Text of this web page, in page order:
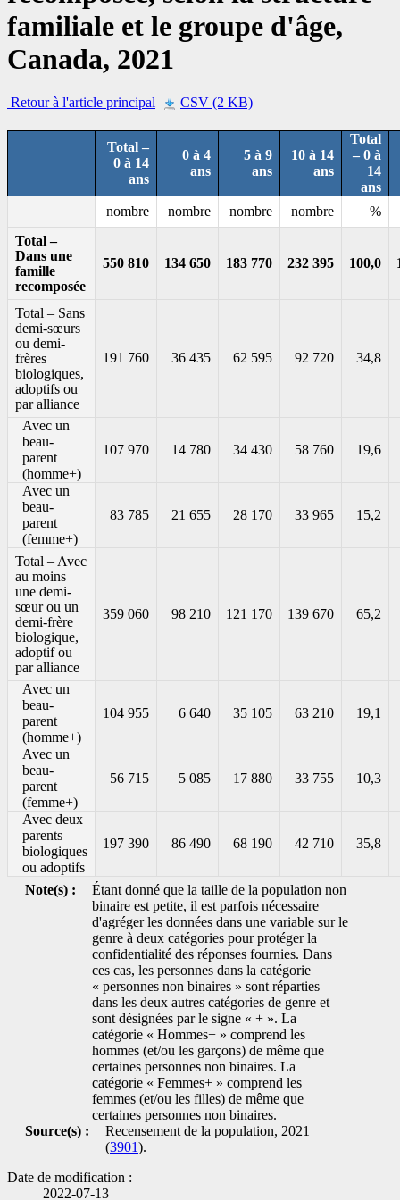
familiale et le groupe d'âge,
Canada, 2021
Retour à l'article principal CSV (2 KB)
Total –
0 à 14
ans
0 à 4
ans
5 à 9
ans
10 à 14
ans
Total
– 0 à
14
ans
nombre
nombre nombre nombre
%
Total –
Dans une
famille
recomposée
550 810 134 650 183 770 232 395 100,0
Total – Sans
demi-sœurs
ou demi-
frères
biologiques,
adoptifs ou
par alliance
191 760 36 435 62 595 92 720 34,8
Avec un
beau-
parent
(homme+)
107 970 14 780 34 430 58 760 19,6
Avec un
beau-
parent
(femme+)
83 785 21 655 28 170 33 965 15,2
Total – Avec
au moins
une demi-
sœur ou un
demi-frère
biologique,
adoptif ou
par alliance
359 060 98 210 121 170 139 670 65,2
Avec un
beau-
parent
(homme+)
104 955 6 640 35 105 63 210 19,1
Avec un
beau-
parent
(femme+)
56 715 5 085 17 880 33 755 10,3
Avec deux
parents
biologiques
ou adoptifs
197 390 86 490 68 190 42 710 35,8
Note(s) :
Étant donné que la taille de la population non
binaire est petite, il est parfois nécessaire
d'agréger les données dans une variable sur le
genre à deux catégories pour protéger la
confidentialité des réponses fournies. Dans
ces cas, les personnes dans la catégorie
« personnes non binaires » sont réparties
dans les deux autres catégories de genre et
sont désignées par le signe « + ». La
catégorie « Hommes+ » comprend les
hommes (et/ou les garçons) de même que
certaines personnes non binaires. La
catégorie « Femmes+ » comprend les
femmes (et/ou les filles) de même que
certaines personnes non binaires.
Source(s) :
Recensement de la population, 2021
(3901).
Date de modification :
2022-07-13